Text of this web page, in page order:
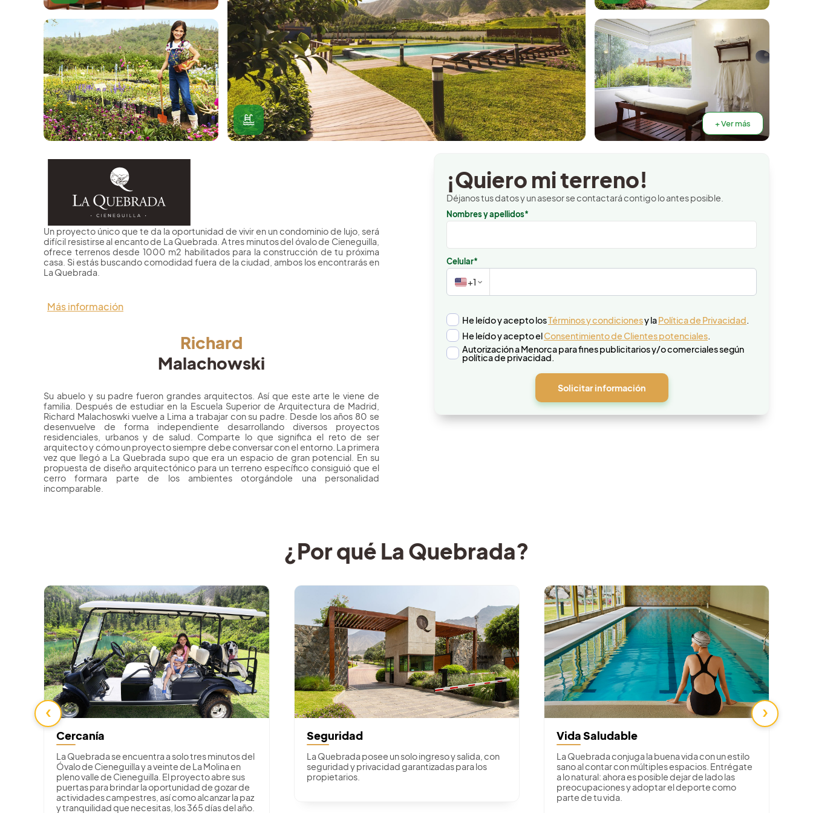
+ Ver más
Un proyecto único que te da la oportunidad de vivir en un condominio de lujo, será
difícil resistirse al encanto de La Quebrada. A tres minutos del óvalo de Cieneguilla,
ofrece terrenos desde 1000 m2 habilitados para la construcción de tu próxima
casa. Si estás buscando comodidad fuera de la ciudad, ambos los encontrarás en
La Quebrada.
Más información
Richard
Malachowski
Su abuelo y su padre fueron grandes arquitectos. Así que este arte le viene de
familia. Después de estudiar en la Escuela Superior de Arquitectura de Madrid,
Richard Malachoswki vuelve a Lima a trabajar con su padre. Desde los años 80 se
desenvuelve de forma independiente desarrollando diversos proyectos
residenciales, urbanos y de salud. Comparte lo que significa el reto de ser
arquitecto y cómo un proyecto siempre debe conversar con el entorno. La primera
vez que llegó a La Quebrada supo que era un espacio de gran potencial. En su
propuesta de diseño arquitectónico para un terreno específico consiguió que el
cerro formara parte de los ambientes otorgándole una personalidad
incomparable.
¡Quiero mi terreno!
Déjanos tus datos y un asesor se contactará contigo lo antes posible.
Nombres y apellidos*
Celular*
+1
He leído y acepto losTérminos y condicionesy laPolítica de Privacidad.
He leído y acepto elConsentimiento de Clientes potenciales.
Autorización a Menorca para fines publicitarios y/o comerciales según
política de privacidad.
¿Por qué La Quebrada?
Cercanía
La Quebrada se encuentra a solo tres minutos del
Óvalo de Cieneguilla y a veinte de La Molina en
pleno valle de Cieneguilla. El proyecto abre sus
puertas para brindar la oportunidad de gozar de
actividades campestres, así como alcanzar la paz
y tranquilidad que necesitas, los 365 días del año.
Seguridad
La Quebrada posee un solo ingreso y salida, con
seguridad y privacidad garantizadas para los
propietarios.
Vida Saludable
La Quebrada conjuga la buena vida con un estilo
sano al contar con múltiples espacios. Entrégate
a lo natural: ahora es posible dejar de lado las
preocupaciones y adoptar el deporte como
parte de tu vida.
‹ ›